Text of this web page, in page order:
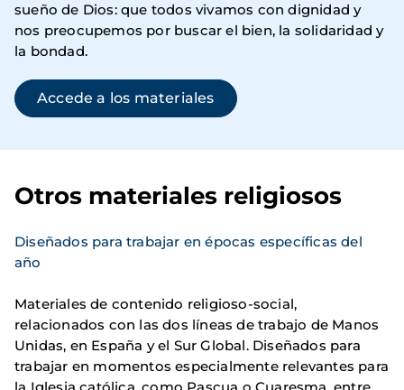
sueño de Dios: que todos vivamos con dignidad y
nos preocupemos por buscar el bien, la solidaridad y
la bondad.
Accede a los materiales
Otros materiales religiosos
Diseñados para trabajar en épocas específicas del
año
Materiales de contenido religioso-social,
relacionados con las dos líneas de trabajo de Manos
Unidas, en España y el Sur Global. Diseñados para
trabajar en momentos especialmente relevantes para